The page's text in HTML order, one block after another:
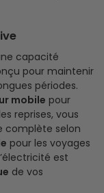
capacité
pour maintenir
périodes.
mobile pour
reprises, vous
complète selon
pour les voyages
est
de vos